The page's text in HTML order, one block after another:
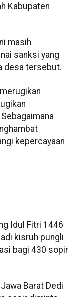
Kabupaten
masih
sanksi yang
desa tersebut.
kepercayaan
Idul Fitri 1446
kisruh pungli
bagi 430 sopir
Barat Dedi